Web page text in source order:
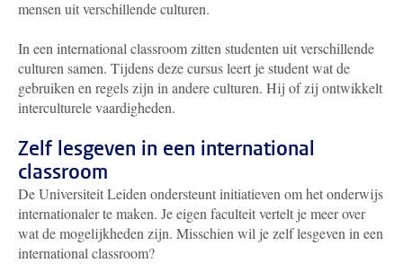
mensen uit verschillende culturen.
In een international classroom zitten studenten uit verschillende
culturen samen. Tijdens deze cursus leert je student wat de
gebruiken en regels zijn in andere culturen. Hij of zij ontwikkelt
interculturele vaardigheden.
Zelf lesgeven in een international
classroom
De Universiteit Leiden ondersteunt initiatieven om het onderwijs
internationaler te maken. Je eigen faculteit vertelt je meer over
wat de mogelijkheden zijn. Misschien wil je zelf lesgeven in een
international classroom?